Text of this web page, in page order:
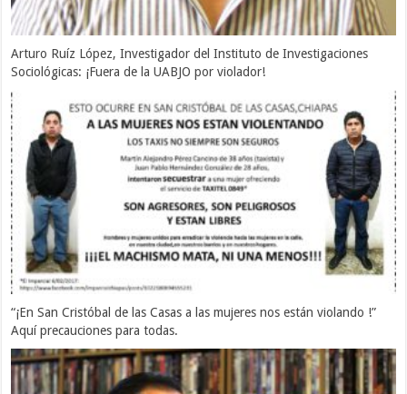
Arturo Ruíz López, Investigador del Instituto de Investigaciones
Sociológicas: ¡Fuera de la UABJO por violador!
“¡En San Cristóbal de las Casas a las mujeres nos están violando !”
Aquí precauciones para todas.